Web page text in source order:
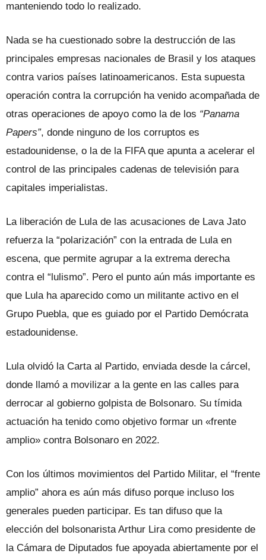
manteniendo todo lo realizado.
Nada se ha cuestionado sobre la destrucción de las
principales empresas nacionales de Brasil y los ataques
contra varios países latinoamericanos. Esta supuesta
operación contra la corrupción ha venido acompañada de
otras operaciones de apoyo como la de los “Panama
Papers”, donde ninguno de los corruptos es
estadounidense, o la de la FIFA que apunta a acelerar el
control de las principales cadenas de televisión para
capitales imperialistas.
La liberación de Lula de las acusaciones de Lava Jato
refuerza la “polarización” con la entrada de Lula en
escena, que permite agrupar a la extrema derecha
contra el “lulismo”. Pero el punto aún más importante es
que Lula ha aparecido como un militante activo en el
Grupo Puebla, que es guiado por el Partido Demócrata
estadounidense.
Lula olvidó la Carta al Partido, enviada desde la cárcel,
donde llamó a movilizar a la gente en las calles para
derrocar al gobierno golpista de Bolsonaro. Su tímida
actuación ha tenido como objetivo formar un «frente
amplio» contra Bolsonaro en 2022.
Con los últimos movimientos del Partido Militar, el “frente
amplio” ahora es aún más difuso porque incluso los
generales pueden participar. Es tan difuso que la
elección del bolsonarista Arthur Lira como presidente de
la Cámara de Diputados fue apoyada abiertamente por el